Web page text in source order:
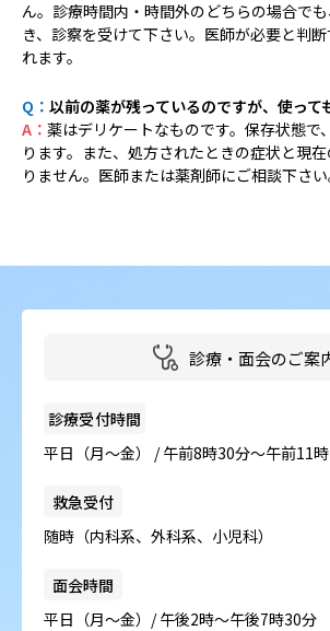
ん。診療時間内・時間外のどちらの場合で
き、診察を受けて下さい。医師が必要と判
れます。
Q： 以前の薬が残っているのですが、使って
A： 薬はデリケートなものです。保存状態で
ります。また、処方されたときの症状と現
りません。医師または薬剤師にご相談下さい
診療・面会のご案
診療受付時間
平日（月～金） / 午前8時30分～午前11時
救急受付
随時（内科系、外科系、小児科）
面会時間
平日（月～金）/ 午後2時～午後7時30分